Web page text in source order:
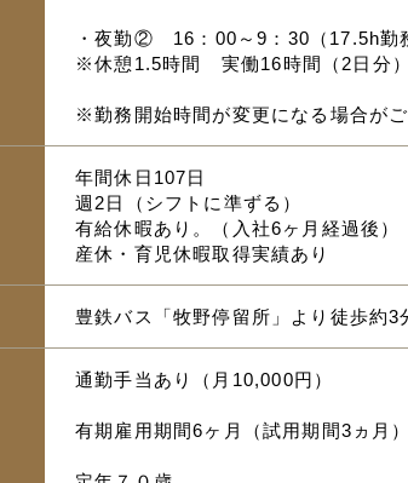
・夜勤② 16：00～9：30（17.5h勤
※休憩1.5時間 実働16時間（2日分）
※勤務開始時間が変更になる場合が
年間休日107日
週2日（シフトに準ずる）
有給休暇あり。（入社6ヶ月経過後）
産休・育児休暇取得実績あり
豊鉄バス「牧野停留所」より徒歩約3
通勤手当あり（月10,000円）
有期雇用期間6ヶ月（試用期間3ヵ月）